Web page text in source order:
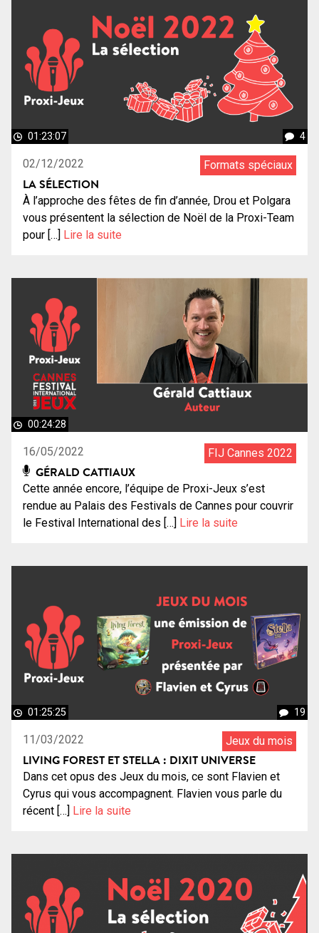
01:23:07 4
02/12/2022 Formats spéciaux
LA SÉLECTION
À l’approche des fêtes de fin d’année, Drou et Polgara
vous présentent la sélection de Noël de la Proxi-Team
pour […] Lire la suite
00:24:28
16/05/2022 FIJ Cannes 2022
GÉRALD CATTIAUX
Cette année encore, l’équipe de Proxi-Jeux s’est
rendue au Palais des Festivals de Cannes pour couvrir
le Festival International des […] Lire la suite
01:25:25 19
11/03/2022 Jeux du mois
LIVING FOREST ET STELLA : DIXIT UNIVERSE
Dans cet opus des Jeux du mois, ce sont Flavien et
Cyrus qui vous accompagnent. Flavien vous parle du
récent […]
Lire la suite